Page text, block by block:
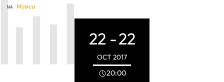
Música
22 -22
OCT 2017
20:00